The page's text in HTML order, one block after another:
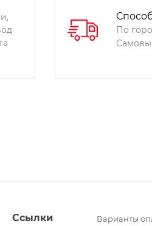
По
Ссылки Варианты